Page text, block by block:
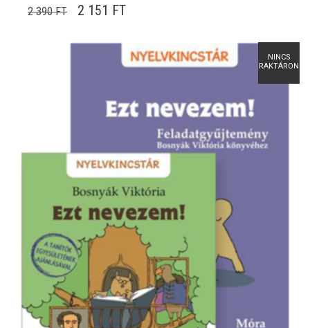
2 390FT ORIGINAL PRICE WAS: 2 390 FT.
2 151 FTCURRENT PRICE IS: 2 151 FT.
NINCS
RAKTÁRON